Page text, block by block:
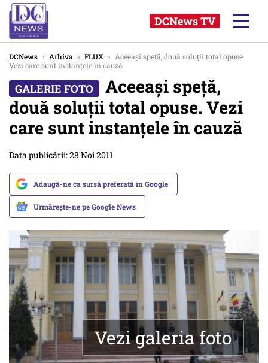
DCNews TV
DCNews › Arhiva › FLUX › Aceeaşi speţă, două soluţii total opuse.
Vezi care sunt instanţele în cauză
Aceeaşi speţă,
două soluţii total opuse. Vezi
care sunt instanţele în cauză
Data publicării: 28 Noi 2011
Adaugă-ne ca sursă preferată în Google
Urmărește-ne pe Google News
Vezi galeria foto